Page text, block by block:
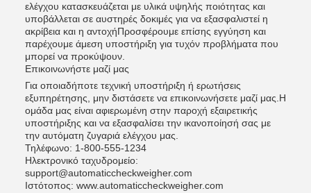
ελέγχου κατασκευάζεται με υλικά υψηλής ποιότητας και
υποβάλλεται σε αυστηρές δοκιμές για να εξασφαλιστεί η
ακρίβεια και η αντοχήΠροσφέρουμε επίσης εγγύηση και
παρέχουμε άμεση υποστήριξη για τυχόν προβλήματα που
μπορεί να προκύψουν.
Επικοινωνήστε μαζί μας
Για οποιαδήποτε τεχνική υποστήριξη ή ερωτήσεις
εξυπηρέτησης, μην διστάσετε να επικοινωνήσετε μαζί μας.Η
ομάδα μας είναι αφιερωμένη στην παροχή εξαιρετικής
υποστήριξης και να εξασφαλίσει την ικανοποίησή σας με
την αυτόματη ζυγαριά ελέγχου μας.
Τηλέφωνο: 1-800-555-1234
Ηλεκτρονικό ταχυδρομείο:
support@automaticcheckweigher.com
Ιστότοπος: www.automaticcheckweigher.com